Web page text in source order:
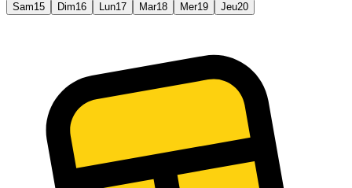
Sam15 Dim16 Lun17 Mar18 Mer19 Jeu20